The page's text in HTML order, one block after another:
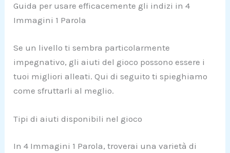
Guida per usare efficacemente gli indizi in 4
Immagini 1 Parola
Se un livello ti sembra particolarmente
impegnativo, gli aiuti del gioco possono essere i
tuoi migliori alleati. Qui di seguito ti spieghiamo
come sfruttarli al meglio.
Tipi di aiuti disponibili nel gioco
In 4 Immagini 1 Parola, troverai una varietà di